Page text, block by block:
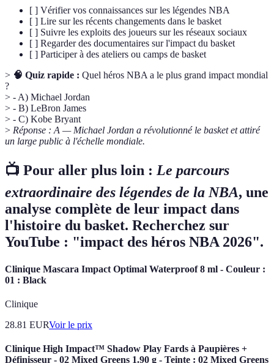
[ ] Vérifier vos connaissances sur les légendes NBA
[ ] Lire sur les récents changements dans le basket
[ ] Suivre les exploits des joueurs sur les réseaux sociaux
[ ] Regarder des documentaires sur l'impact du basket
[ ] Participer à des ateliers ou camps de basket
> 🧠 Quiz rapide : Quel héros NBA a le plus grand impact mondial
?
> - A) Michael Jordan
> - B) LeBron James
> - C) Kobe Bryant
> Réponse : A — Michael Jordan a révolutionné le basket et attiré
un large public à l'échelle mondiale.
📺 Pour aller plus loin : Le parcours
extraordinaire des légendes de la NBA, une
analyse complète de leur impact dans
l'histoire du basket. Recherchez sur
YouTube : "impact des héros NBA 2026".
Clinique Mascara Impact Optimal Waterproof 8 ml - Couleur :
01 : Black
Clinique
28.81 EURVoir le prix
Clinique High Impact™ Shadow Play Fards à Paupières +
Définisseur - 02 Mixed Greens 1.90 g - Teinte : 02 Mixed Greens